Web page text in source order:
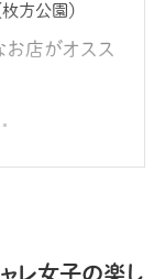
方公園）
お店がオスス
レ女子の楽し